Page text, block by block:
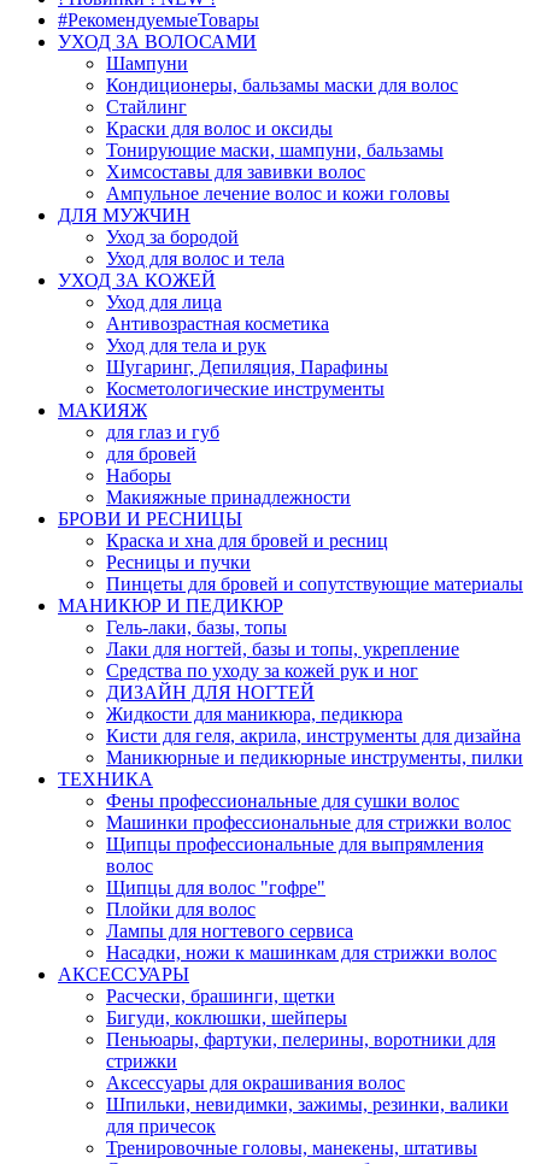
#РекомендуемыеТовары
УХОД ЗА ВОЛОСАМИ
Шампуни
Кондиционеры, бальзамы маски для волос
Стайлинг
Краски для волос и оксиды
Тонирующие маски, шампуни, бальзамы
Химсоставы для завивки волос
Ампульное лечение волос и кожи головы
ДЛЯ МУЖЧИН
Уход за бородой
Уход для волос и тела
УХОД ЗА КОЖЕЙ
Уход для лица
Антивозрастная косметика
Уход для тела и рук
Шугаринг, Депиляция, Парафины
Косметологические инструменты
МАКИЯЖ
для глаз и губ
для бровей
Наборы
Макияжные принадлежности
БРОВИ И РЕСНИЦЫ
Краска и хна для бровей и ресниц
Ресницы и пучки
Пинцеты для бровей и сопутствующие материалы
МАНИКЮР И ПЕДИКЮР
Гель-лаки, базы, топы
Лаки для ногтей, базы и топы, укрепление
Средства по уходу за кожей рук и ног
ДИЗАЙН ДЛЯ НОГТЕЙ
Жидкости для маникюра, педикюра
Кисти для геля, акрила, инструменты для дизайна
Маникюрные и педикюрные инструменты, пилки
ТЕХНИКА
Фены профессиональные для сушки волос
Машинки профессиональные для стрижки волос
Щипцы профессиональные для выпрямления
волос
Щипцы для волос "гофре"
Плойки для волос
Лампы для ногтевого сервиса
Насадки, ножи к машинкам для стрижки волос
АКСЕССУАРЫ
Расчески, брашинги, щетки
Бигуди, коклюшки, шейперы
Пеньюары, фартуки, пелерины, воротники для
стрижки
Аксессуары для окрашивания волос
Шпильки, невидимки, зажимы, резинки, валики
для причесок
Тренировочные головы, манекены, штативы